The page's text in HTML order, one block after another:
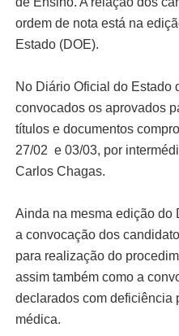
ordem de nota está na
Estado (DOE).
No Diário Oficial do Estado
convocados os aprovados
títulos e documentos
27/02 e 03/03, por
Carlos Chagas.
Ainda na mesma edição do
a convocação dos
para realização do
assim também como a
declarados com deficiência
médica.